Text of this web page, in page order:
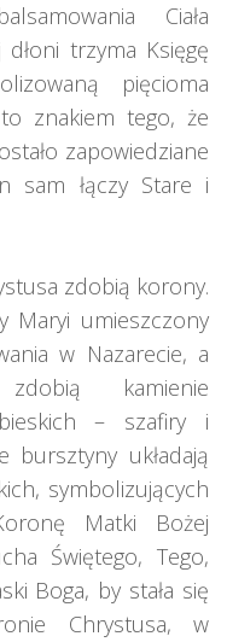
Ciała
trzyma Księgę
pięcioma
znakiem tego, że
zapowiedziane
sam łączy Stare i
zdobią korony.
Maryi umieszczony
w Nazarecie, a
kamienie
– szafiry i
bursztyny układają
symbolizujących
Matki Bożej
Świętego, Tego,
Boga, by stała się
Chrystusa, w